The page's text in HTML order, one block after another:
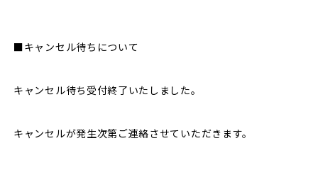
■キャンセル待ちについて
キャンセル待ち受付終了いたしました。
キャンセルが発生次第ご連絡させていただきます。